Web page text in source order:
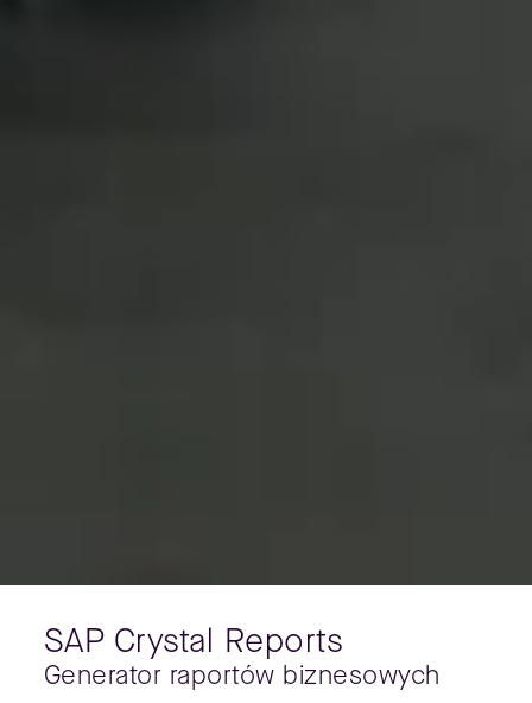
SAP Crystal Reports
Generator raportów biznesowych